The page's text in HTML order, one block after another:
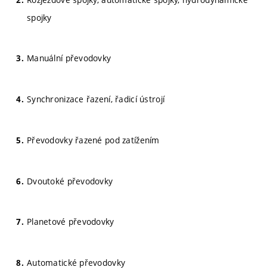
spojky
Manuální převodovky
Synchronizace řazení, řadicí ústrojí
Převodovky řazené pod zatížením
Dvoutoké převodovky
Planetové převodovky
Automatické převodovky